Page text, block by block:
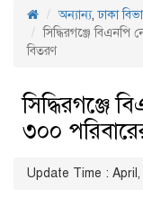
অন্যান্য,ঢাকা
সিদ্ধিরগঞ্জে বিএনপি
বিতরণ
সিদ্ধিরগঞ্জে
৩০০
Update Time :